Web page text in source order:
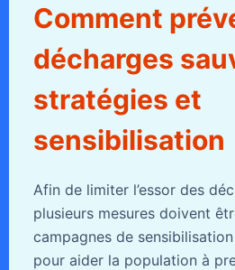
Comment
décharges
stratégies et
sensibilisation
Afin de limiter l’essor des
plusieurs mesures doivent
campagnes de
pour aider la population à